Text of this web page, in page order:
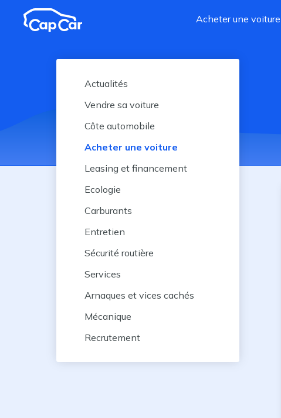
Aller au contenu principal
Acheter une voiture
Actualités
Vendre sa voiture
Côte automobile
Acheter une voiture
Leasing et financement
Ecologie
Carburants
Entretien
Sécurité routière
Services
Arnaques et vices cachés
Mécanique
Recrutement